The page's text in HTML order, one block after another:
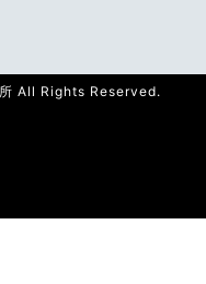
All Rights Reserved.